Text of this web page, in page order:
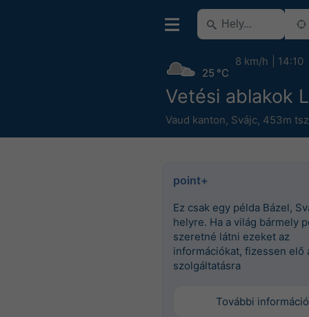
Vetési ablakok
Vaud kanton, Svájc, 453m
25 °C
8 km/h 14:10
point+
Ez csak egy példa Bázel,
helyre. Ha a világ bármely
szeretné látni ezeket az
információkat, fizessen elő
szolgáltatásra
További információ